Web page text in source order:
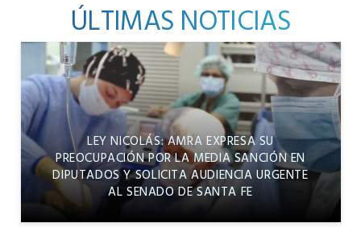
ÚLTIMAS NOTICIAS
LEY NICOLÁS: AMRA EXPRESA SU
PREOCUPACIÓN POR LA MEDIA SANCIÓN EN
DIPUTADOS Y SOLICITA AUDIENCIA URGENTE
AL SENADO DE SANTA FE